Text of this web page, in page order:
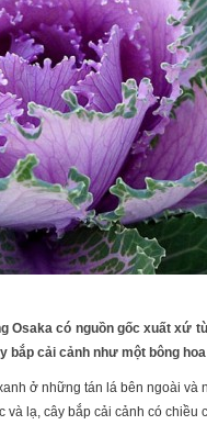
Osaka có nguồn gốc xuất
bắp cải cảnh như một bông
ở những tán lá bên ngoài và
và lạ, cây bắp cải cảnh có